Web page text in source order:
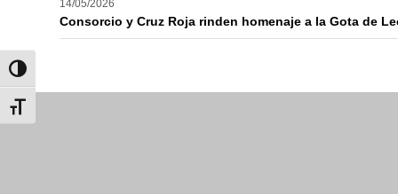
Alternar alto contraste
Alternar tamaño de letra
14/05/2026
Consorcio y Cruz Roja rinden homenaje a la Gota de